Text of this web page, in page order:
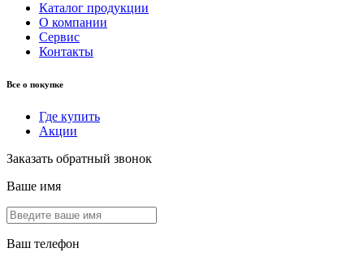
Каталог продукции
О компании
Сервис
Контакты
Все о покупке
Где купить
Акции
Заказать обратный звонок
Ваше имя
Ваш телефон